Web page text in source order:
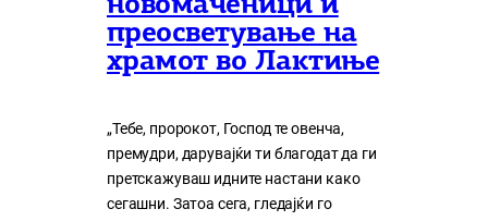
преосветување на
храмот во Лактиње
„Тебе, пророкот, Господ те овенча,
премудри, дарувајќи ти благодат да ги
претскажуваш идните настани како
сегашни. Затоа сега, гледајќи го